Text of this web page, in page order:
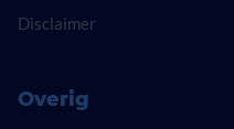
Disclaimer
Overig